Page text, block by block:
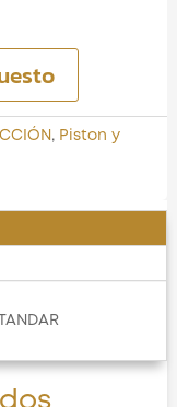
, Piston y